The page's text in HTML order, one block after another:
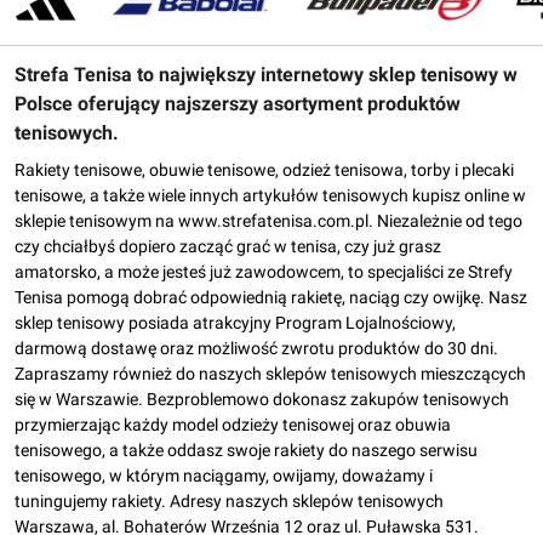
Strefa Tenisa to największy internetowy sklep tenisowy w
Polsce oferujący najszerszy asortyment produktów
tenisowych.
Rakiety tenisowe, obuwie tenisowe, odzież tenisowa, torby i plecaki
tenisowe, a także wiele innych artykułów tenisowych kupisz online w
sklepie tenisowym na www.strefatenisa.com.pl. Niezależnie od tego
czy chciałbyś dopiero zacząć grać w tenisa, czy już grasz
amatorsko, a może jesteś już zawodowcem, to specjaliści ze Strefy
Tenisa pomogą dobrać odpowiednią rakietę, naciąg czy owijkę. Nasz
sklep tenisowy posiada atrakcyjny Program Lojalnościowy,
darmową dostawę oraz możliwość zwrotu produktów do 30 dni.
Zapraszamy również do naszych sklepów tenisowych mieszczących
się w Warszawie. Bezproblemowo dokonasz zakupów tenisowych
przymierzając każdy model odzieży tenisowej oraz obuwia
tenisowego, a także oddasz swoje rakiety do naszego serwisu
tenisowego, w którym naciągamy, owijamy, doważamy i
tuningujemy rakiety. Adresy naszych sklepów tenisowych
Warszawa, al. Bohaterów Września 12 oraz ul. Puławska 531.